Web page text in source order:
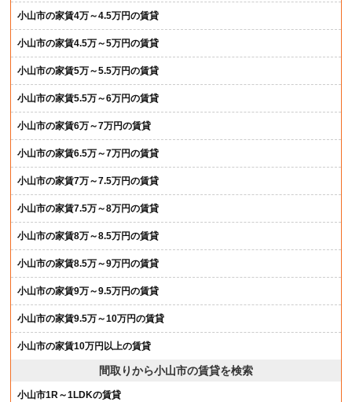
小山市の家賃4万～4.5万円の賃貸
小山市の家賃4.5万～5万円の賃貸
小山市の家賃5万～5.5万円の賃貸
小山市の家賃5.5万～6万円の賃貸
小山市の家賃6万～7万円の賃貸
小山市の家賃6.5万～7万円の賃貸
小山市の家賃7万～7.5万円の賃貸
小山市の家賃7.5万～8万円の賃貸
小山市の家賃8万～8.5万円の賃貸
小山市の家賃8.5万～9万円の賃貸
小山市の家賃9万～9.5万円の賃貸
小山市の家賃9.5万～10万円の賃貸
小山市の家賃10万円以上の賃貸
間取りから小山市の賃貸を検索
小山市1R～1LDKの賃貸